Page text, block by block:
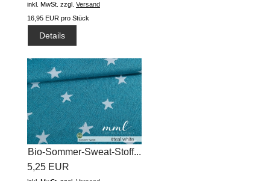
inkl. MwSt. zzgl. Versand
16,95 EUR pro Stück
Details
Bio-Sommer-Sweat-Stoff...
5,25 EUR